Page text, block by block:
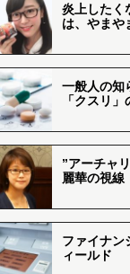
炎上したく
は、やまや
一般人の知
「クスリ
”アーチャ
麗華の視線
ファイナン
ィールド